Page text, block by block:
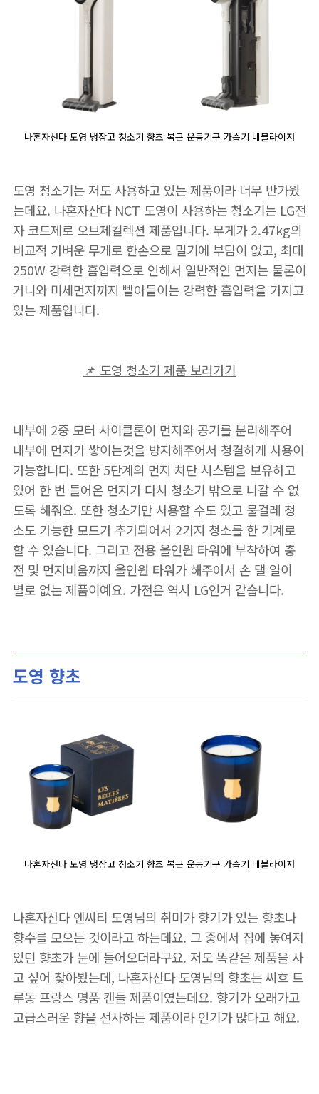
나혼자산다 도영 냉장고 청소기 향초 복근 운동기구 가습기 네블라이저
도영 청소기는 저도 사용하고 있는 제품이라 너무 반가웠
는데요. 나혼자산다 NCT 도영이 사용하는 청소기는 LG전
자 코드제로 오브제컬렉션 제품입니다. 무게가 2.47kg의
비교적 가벼운 무게로 한손으로 밀기에 부담이 없고, 최대
250W 강력한 흡입력으로 인해서 일반적인 먼지는 물론이
거니와 미세먼지까지 빨아들이는 강력한 흡입력을 가지고
있는 제품입니다.
📌 도영 청소기 제품 보러가기
내부에 2중 모터 사이클론이 먼지와 공기를 분리해주어
내부에 먼지가 쌓이는것을 방지해주어서 청결하게 사용이
가능합니다. 또한 5단계의 먼지 차단 시스템을 보유하고
있어 한 번 들어온 먼지가 다시 청소기 밖으로 나갈 수 없
도록 해줘요. 또한 청소기만 사용할 수도 있고 물걸레 청
소도 가능한 모드가 추가되어서 2가지 청소를 한 기계로
할 수 있습니다. 그리고 전용 올인원 타워에 부착하여 충
전 및 먼지비움까지 올인원 타워가 해주어서 손 댈 일이
별로 없는 제품이예요. 가전은 역시 LG인거 같습니다.
도영 향초
나혼자산다 도영 냉장고 청소기 향초 복근 운동기구 가습기 네블라이저
나혼자산다 엔씨티 도영님의 취미가 향기가 있는 향초나
향수를 모으는 것이라고 하는데요. 그 중에서 집에 놓여져
있던 향초가 눈에 들어오더라구요. 저도 똑같은 제품을 사
고 싶어 찾아봤는데, 나혼자산다 도영님의 향초는 씨흐 트
루동 프랑스 명품 캔들 제품이였는데요. 향기가 오래가고
고급스러운 향을 선사하는 제품이라 인기가 많다고 해요.